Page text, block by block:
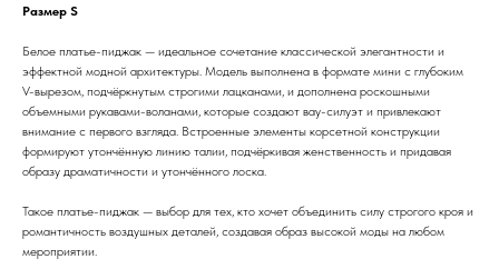
Размер S
Белое платье-пиджак — идеальное сочетание классической элегантности и
эффектной модной архитектуры. Модель выполнена в формате мини с глубоким
V-вырезом, подчёркнутым строгими лацканами, и дополнена роскошными
объемными рукавами-воланами, которые создают вау-силуэт и привлекают
внимание с первого взгляда. Встроенные элементы корсетной конструкции
формируют утончённую линию талии, подчёркивая женственность и придавая
образу драматичности и утончённого лоска.
Такое платье-пиджак — выбор для тех, кто хочет объединить силу строгого кроя и
романтичность воздушных деталей, создавая образ высокой моды на любом
мероприятии.